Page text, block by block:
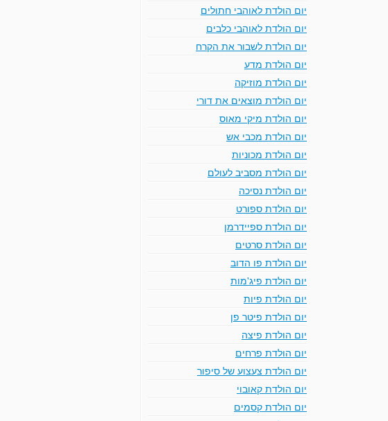
יום הולדת לאוהבי חתולים
יום הולדת לאוהבי כלבים
יום הולדת לשבור את הקרח
יום הולדת מדע
יום הולדת מוזיקה
יום הולדת מוצאים את דורי
יום הולדת מיקי מאוס
יום הולדת מכבי אש
יום הולדת מכוניות
יום הולדת מסביב לעולם
יום הולדת נסיכה
יום הולדת ספורט
יום הולדת ספיידרמן
יום הולדת סרטים
יום הולדת פו הדוב
יום הולדת פיג'מות
יום הולדת פיות
יום הולדת פיטר פן
יום הולדת פיצה
יום הולדת פרחים
יום הולדת צעצוע של סיפור
יום הולדת קאובוי
יום הולדת קסמים